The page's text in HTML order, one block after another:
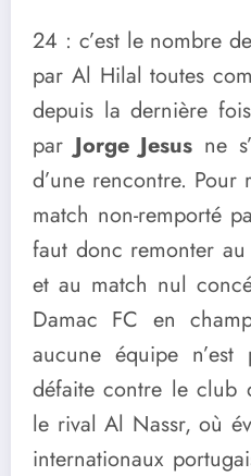
24 : c’est le nombre
par Al Hilal toutes
depuis la dernière
par Jorge Jesus ne
d’une rencontre. Pour
match non-remporté
faut donc remonter
et au match nul
Damac FC en
aucune équipe
défaite contre le club
le rival Al Nassr, où
internationaux